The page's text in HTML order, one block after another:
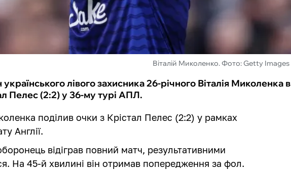
Віталій Миколенко. Фото: Getty Images
лівого захисника 26-річного Віталія Миколенка в
Пелес (2:2) у 36-му турі АПЛ.
поділив очки з Крістал Пелес (2:2) у рамках
Англії.
відіграв повний матч, результативними
На 45-й хвилині він отримав попередження за фол.